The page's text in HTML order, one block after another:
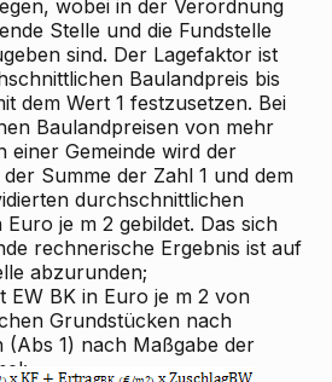
wobei in der Verordnung
Stelle und die Fundstelle
sind. Der Lagefaktor ist
Baulandpreis bis
dem Wert 1 festzusetzen. Bei
Baulandpreisen von mehr
einer Gemeinde wird der
Summe der Zahl 1 und dem
durchschnittlichen
Euro je m 2 gebildet. Das sich
rechnerische Ergebnis ist auf
abzurunden;
EW BK in Euro je m 2 von
Grundstücken nach
(Abs 1) nach Maßgabe der